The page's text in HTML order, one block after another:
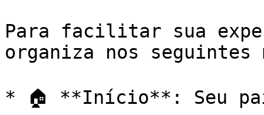
Para facilitar sua
organiza nos seguintes
* 🏠 **Início**: Seu